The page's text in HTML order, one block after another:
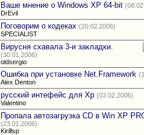
Ваше мнение о Windows XP 64-bit
DrEvil
Поговорим о кодеках (20.02.2006)
SPECIALIST
Вирусня схавала 3-и закладки.
(30.01.2006)
oldsergio
Ошибка при установке Net.Framework
Alex Denton
русский интефейс для Xp (03.02.2006)
Valentino
Пропала автозагрузка CD в Win XP
(23.01.2006)
Kirillsp